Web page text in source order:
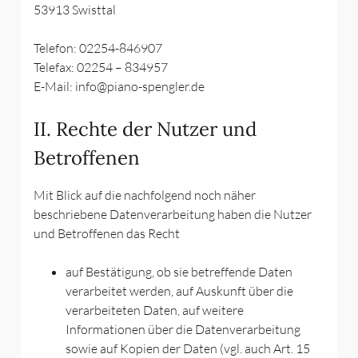
53913 Swisttal
Telefon: 02254-846907
Telefax: 02254 – 834957
E-Mail: info@piano-spengler.de
II. Rechte der Nutzer und
Betroffenen
Mit Blick auf die nachfolgend noch näher
beschriebene Datenverarbeitung haben die Nutzer
und Betroffenen das Recht
auf Bestätigung, ob sie betreffende Daten
verarbeitet werden, auf Auskunft über die
verarbeiteten Daten, auf weitere
Informationen über die Datenverarbeitung
sowie auf Kopien der Daten (vgl. auch Art. 15